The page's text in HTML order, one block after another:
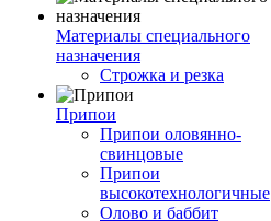
Материалы специального
назначения
Строжка и резка
Припои
Припои оловянно-
свинцовые
Припои
высокотехнологичные
Олово и баббит